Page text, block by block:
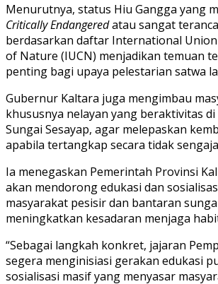
Menurutnya, status Hiu Gangga yang
Critically Endangeredatau sangat
berdasarkan daftar International
of Nature (IUCN) menjadikan temuan
penting bagi upaya pelestarian satwa
Gubernur Kaltara juga mengimbau
khususnya nelayan yang beraktivitas
Sungai Sesayap, agar melepaskan
apabila tertangkap secara tidak
Ia menegaskan Pemerintah Provinsi
akan mendorong edukasi dan
masyarakat pesisir dan bantaran
meningkatkan kesadaran menjaga
“Sebagai langkah konkret, jajaran
segera menginisiasi gerakan edukasi
sosialisasi masif yang menyasar